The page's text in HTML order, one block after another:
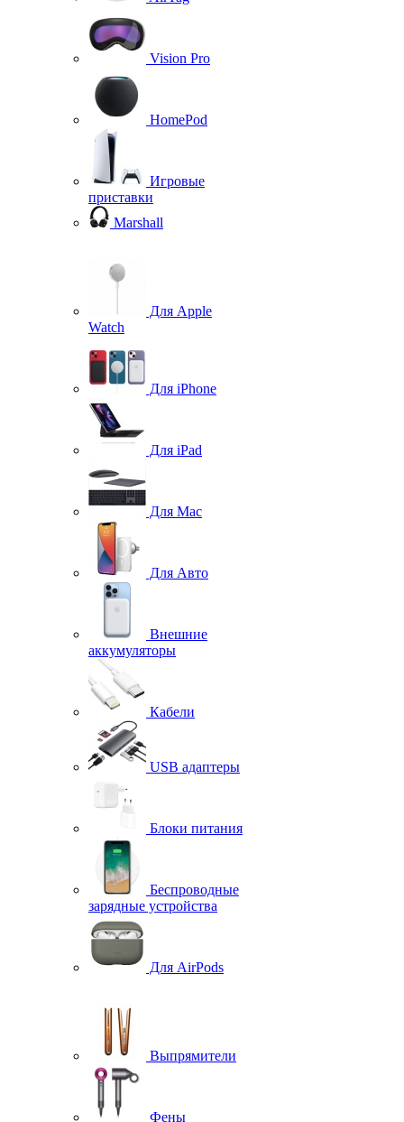
Vision Pro
HomePod
Игровые
приставки
Marshall
Для Apple
Watch
Для iPhone
Для iPad
Для Mac
Для Авто
Внешние
аккумуляторы
Кабели
USB адаптеры
Блоки питания
Беспроводные
зарядные устройства
Для AirPods
Выпрямители
Фены